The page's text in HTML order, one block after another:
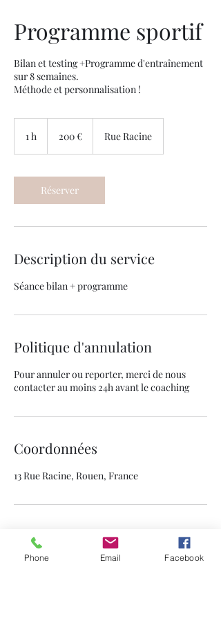
Programme sportif
Bilan et testing +Programme d'entraînement
sur 8 semaines.
Méthode et personnalisation !
1 h 200 € Rue Racine
Réserver
Description du service
Séance bilan + programme
Politique d'annulation
Pour annuler ou reporter, merci de nous
contacter au moins 24h avant le coaching
Coordonnées
13 Rue Racine, Rouen, France
Phone Email Facebook